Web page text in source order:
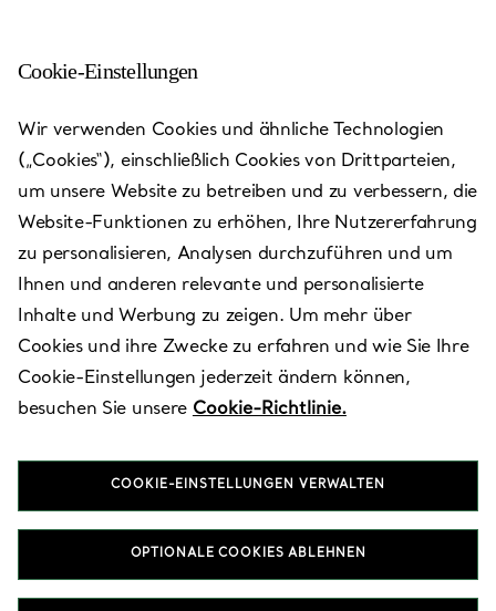
San Juan - The Mall of San
Juan
Heute bis 20:00 geöffnet
Verfügbare Leistungen
The Mall of San Juan,San Juan, PR 00924
(939) 236-3214
Cookie-Einstellungen
Wir verwenden Cookies und ähnliche Technologien
(„Cookies“), einschließlich Cookies von Drittparteien,
um unsere Website zu betreiben und zu verbessern, die
Website-Funktionen zu erhöhen, Ihre Nutzererfahrung
zu personalisieren, Analysen durchzuführen und um
Ihnen und anderen relevante und personalisierte
Inhalte und Werbung zu zeigen. Um mehr über
Cookies und ihre Zwecke zu erfahren und wie Sie Ihre
Cookie-Einstellungen jederzeit ändern können,
besuchen Sie unsere Cookie-Richtlinie.
COOKIE-EINSTELLUNGEN VERWALTEN
OPTIONALE COOKIES ABLEHNEN